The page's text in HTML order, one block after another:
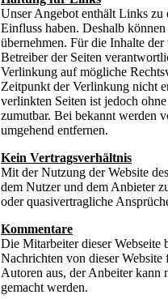
Unser Angebot enthält Links zu
Einfluss haben. Deshalb
übernehmen. Für die Inhalte
Betreiber der Seiten
Verlinkung auf mögliche
Zeitpunkt der Verlinkung nicht
verlinkten Seiten ist jedoch
zumutbar. Bei bekannt werden
umgehend entfernen.
Kein Vertragsverhältnis
Mit der Nutzung der Website
dem Nutzer und dem Anbieter
oder quasivertragliche
Kommentare
Die Mitarbeiter dieser Webseite
Nachrichten von dieser
Autoren aus, der Anbeiter
gemacht werden.